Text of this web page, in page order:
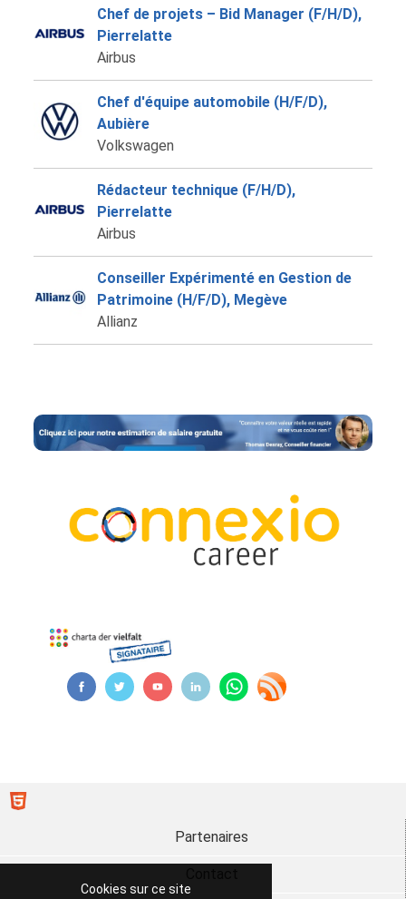
Chef de projets – Bid Manager (F/H/D),
Pierrelatte
Airbus
Chef d'équipe automobile (H/F/D),
Aubière
Volkswagen
Rédacteur technique (F/H/D),
Pierrelatte
Airbus
Conseiller Expérimenté en Gestion de
Patrimoine (H/F/D), Megève
Allianz
Cookies sur ce site
Partenaires